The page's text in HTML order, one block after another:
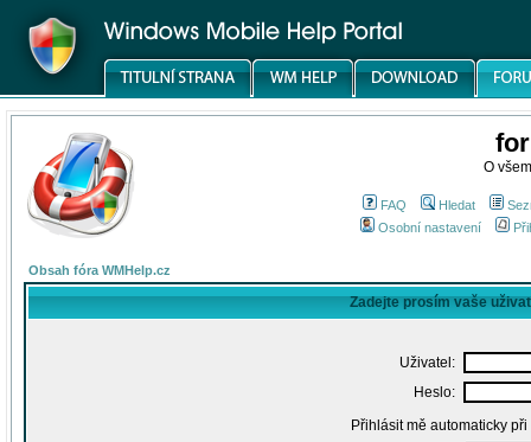
O
FAQ Hledat
Osobní nastavení
Obsah fóra WMHelp.cz
Zadejte prosím vaše
Uživatel:
Heslo:
Přihlásit mě automaticky